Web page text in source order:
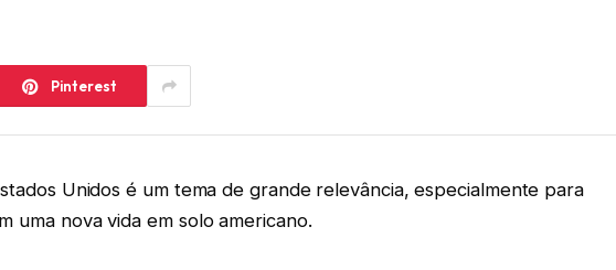
Pinterest
Unidos é um tema de grande relevância, especialmente para
uma nova vida em solo americano.